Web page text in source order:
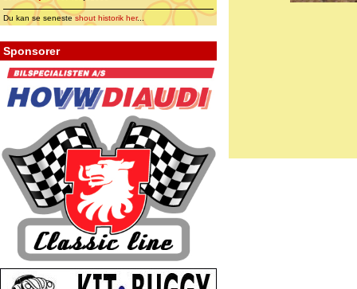
Du kan se senesteshout historik her...
Sponsorer